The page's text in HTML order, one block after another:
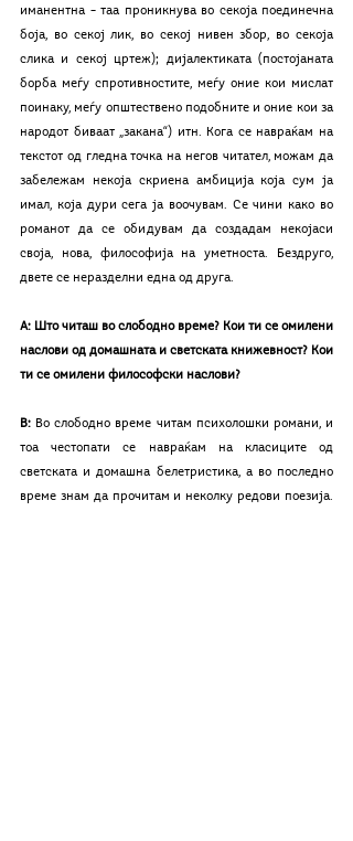
иманентна – таа проникнува во секоја поединечна
боја, во секој лик, во секој нивен збор, во секоја
слика и секој цртеж); дијалектиката (постојаната
борба меѓу спротивностите, меѓу оние кои мислат
поинаку, меѓу општествено подобните и оние кои за
народот биваат „закана“) итн. Кога се навраќам на
текстот од гледна точка на негов читател, можам да
забележам некоја скриена амбиција која сум ја
имал, која дури сега ја воочувам. Се чини како во
романот да се обидувам да создадам некојаси
своја, нова, философија на уметноста. Бездруго,
двете се неразделни една од друга.
А: Што читаш во слободно време? Кои ти се омилени
наслови од домашната и светската книжевност? Кои
ти се омилени философски наслови?
В: Во слободно време читам психолошки романи, и
тоа честопати се навраќам на класиците од
светската и домашна белетристика, а во последно
време знам да прочитам и неколку редови поезија.